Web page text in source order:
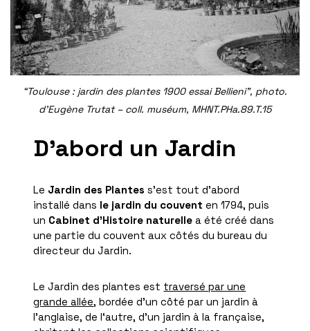
“Toulouse : jardin des plantes 1900 essai Bellieni”, photo.
d’Eugène Trutat – coll. muséum, MHNT.PHa.89.T.15
D’abord un Jardin
Le Jardin des Plantes s’est tout d’abord
installé dans le jardin du couvent en 1794, puis
un Cabinet d’Histoire naturelle a été créé dans
une partie du couvent aux côtés du bureau du
directeur du Jardin.
Le Jardin des plantes est traversé par une
grande allée, bordée d’un côté par un jardin à
l’anglaise, de l‘autre, d’un jardin à la française,